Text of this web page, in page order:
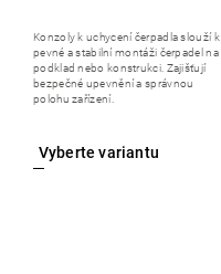
Konzoly k uchycení čerpadla slouží k
pevné a stabilní montáži čerpadel na
podklad nebo konstrukci. Zajišťují
bezpečné upevnění a správnou
polohu zařízení.